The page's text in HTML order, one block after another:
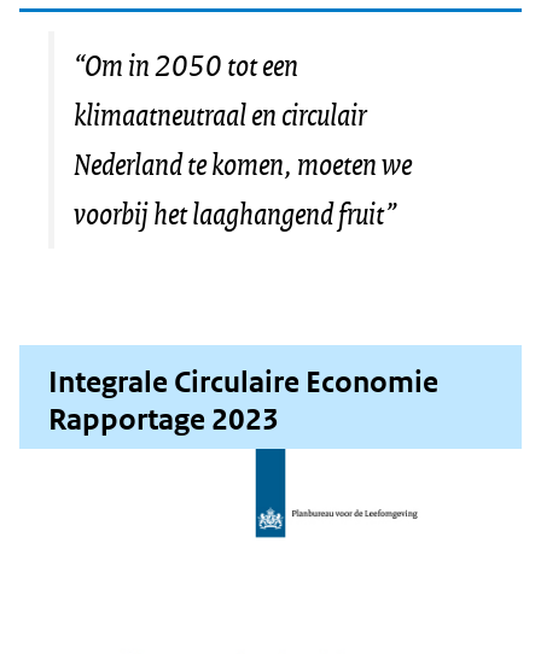
“Om in 2050 tot een
klimaatneutraal en circulair
Nederland te komen, moeten we
voorbij het laaghangend fruit”
Integrale Circulaire Economie
Rapportage 2023